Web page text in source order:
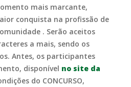
mais marcante,
conquista na profissão de
. Serão aceitos
a mais, sendo os
Antes, os participantes
disponível no site da
do CONCURSO,